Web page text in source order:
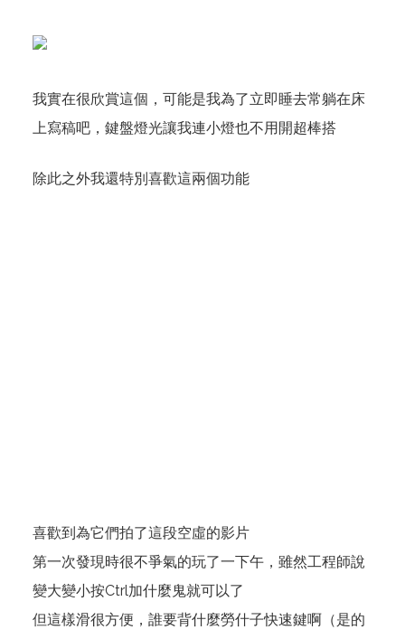
我實在很欣賞這個，可能是我為了立即睡去常躺在床
上寫稿吧，鍵盤燈光讓我連小燈也不用開超棒搭
除此之外我還特別喜歡這兩個功能
喜歡到為它們拍了這段空虛的影片
第一次發現時很不爭氣的玩了一下午，雖然工程師說
變大變小按Ctrl加什麼鬼就可以了
但這樣滑很方便，誰要背什麼勞什子快速鍵啊（是的